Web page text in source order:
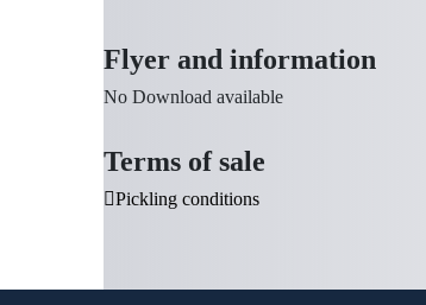
Flyer and information
No Download available
Terms of sale
Pickling conditions